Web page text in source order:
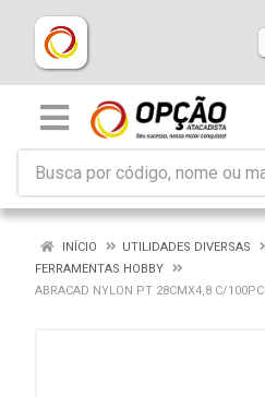
INÍCIO
UTILIDADES DIVERSAS
FERRAMENTAS HOBBY
ABRACAD NYLON PT 28CMX4,8 C/100PC